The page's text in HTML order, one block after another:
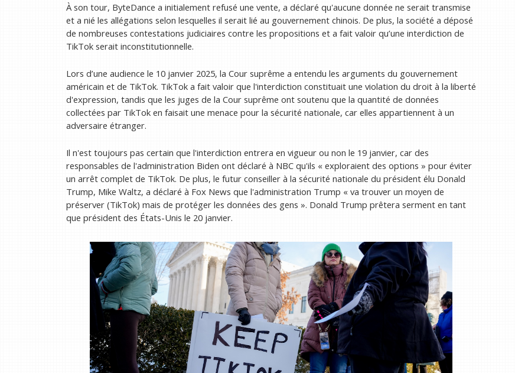
À son tour, ByteDance a initialement refusé une vente, a déclaré qu'aucune donnée ne serait transmise
et a nié les allégations selon lesquelles il serait lié au gouvernement chinois. De plus, la société a déposé
de nombreuses contestations judiciaires contre les propositions et a fait valoir qu’une interdiction de
TikTok serait inconstitutionnelle.
Lors d’une audience le 10 janvier 2025, la Cour suprême a entendu les arguments du gouvernement
américain et de TikTok. TikTok a fait valoir que l'interdiction constituait une violation du droit à la liberté
d'expression, tandis que les juges de la Cour suprême ont soutenu que la quantité de données
collectées par TikTok en faisait une menace pour la sécurité nationale, car elles appartiennent à un
adversaire étranger.
Il n'est toujours pas certain que l'interdiction entrera en vigueur ou non le 19 janvier, car des
responsables de l'administration Biden ont déclaré à NBC qu'ils « exploraient des options » pour éviter
un arrêt complet de TikTok. De plus, le futur conseiller à la sécurité nationale du président élu Donald
Trump, Mike Waltz, a déclaré à Fox News que l'administration Trump « va trouver un moyen de
préserver (TikTok) mais de protéger les données des gens ». Donald Trump prêtera serment en tant
que président des États-Unis le 20 janvier.